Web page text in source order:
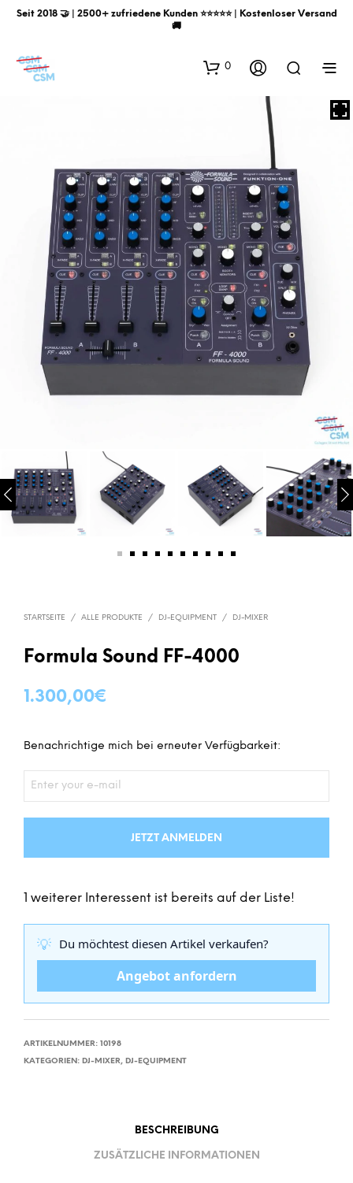
Seit 2018 🤝 | 2500+ zufriedene Kunden ⭐️⭐️⭐️⭐️⭐️ | Kostenloser Versand
🚚
0
STARTSEITE / ALLE PRODUKTE / DJ-EQUIPMENT / DJ-MIXER
Formula Sound FF-4000
1.300,00€
Benachrichtige mich bei erneuter Verfügbarkeit:
JETZT ANMELDEN
1 weiterer Interessent ist bereits auf der Liste!
💡 Du möchtest diesen Artikel verkaufen?
Angebot anfordern
ARTIKELNUMMER: 10198
KATEGORIEN: DJ-MIXER, DJ-EQUIPMENT
BESCHREIBUNG
ZUSÄTZLICHE INFORMATIONEN